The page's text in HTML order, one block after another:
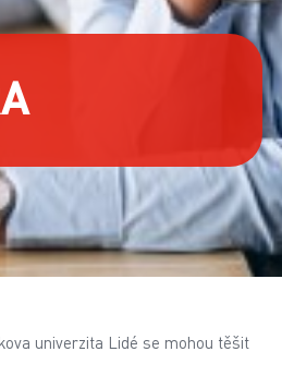
univerzita Lidé se mohou těšit